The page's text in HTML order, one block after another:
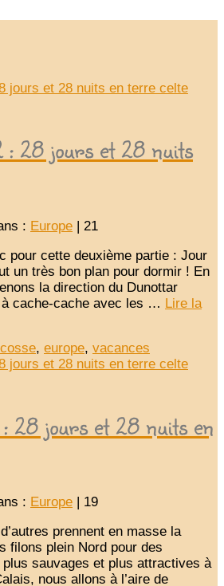
: 28 jours et 28 nuits
: Europe | 21
pour cette deuxième partie : Jour
un très bon plan pour dormir ! En
la direction du Dunottar
cache-cache avec les … Lire la
, europe, vacances
: 28 jours et 28 nuits en
: Europe | 19
prennent en masse la
filons plein Nord pour des
sauvages et plus attractives à
nous allons à l’aire de